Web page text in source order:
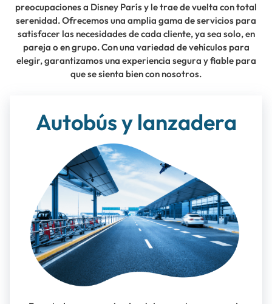
preocupaciones a Disney París y le trae de vuelta con total
serenidad. Ofrecemos una amplia gama de servicios para
satisfacer las necesidades de cada cliente, ya sea solo, en
pareja o en grupo. Con una variedad de vehículos para
elegir, garantizamos una experiencia segura y fiable para
que se sienta bien con nosotros.
Autobús y lanzadera